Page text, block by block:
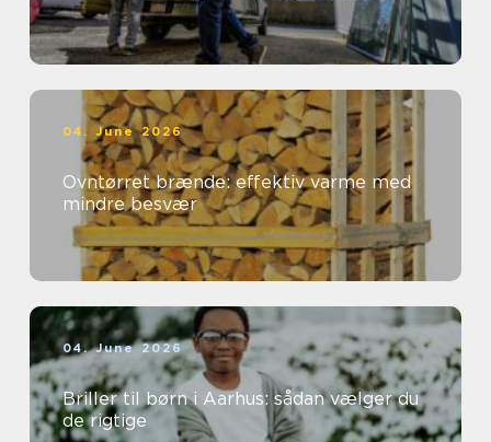
04. June 2026
Ovntørret brænde: effektiv varme med
mindre besvær
04. June 2026
Briller til børn i Aarhus: sådan vælger du
de rigtige